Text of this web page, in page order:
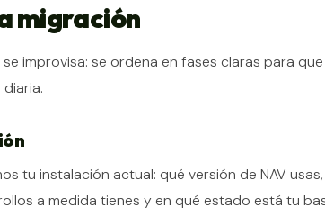
migración
improvisa: se ordena en fases claras para
tu instalación actual: qué versión de NAV
a medida tienes y en qué estado está tu